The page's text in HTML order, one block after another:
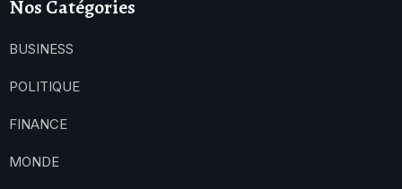
Nos Catégories
BUSINESS
POLITIQUE
FINANCE
MONDE